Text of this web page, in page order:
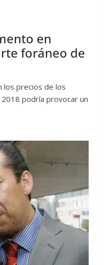
en
foráneo de
los precios de los
podría provocar un